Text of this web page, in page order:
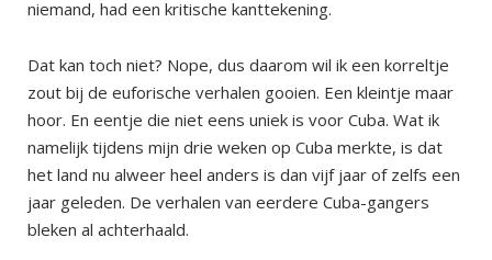
niemand, had een kritische kanttekening.
Dat kan toch niet? Nope, dus daarom wil ik een korreltje
zout bij de euforische verhalen gooien. Een kleintje maar
hoor. En eentje die niet eens uniek is voor Cuba. Wat ik
namelijk tijdens mijn drie weken op Cuba merkte, is dat
het land nu alweer heel anders is dan vijf jaar of zelfs een
jaar geleden. De verhalen van eerdere Cuba-gangers
bleken al achterhaald.